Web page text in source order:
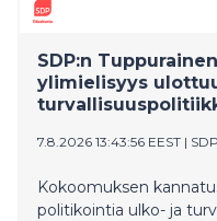
SDP:n
ylimielisyys
7.8.2026 13:43:56 EEST |
Kokoomuksen
politikointia ulko- ja